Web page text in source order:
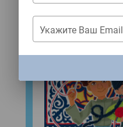
Укажите Ваш Email